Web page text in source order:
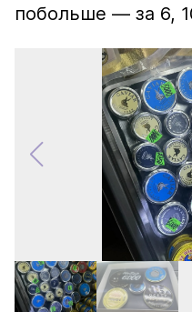
побольше — за 6,